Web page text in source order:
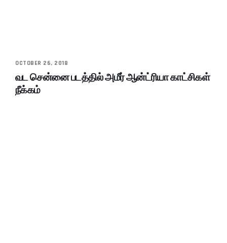
OCTOBER 26, 2018
வட சென்னை படத்தில் அமீர் ஆன்ட்ரியா காட்சிகள்
நீக்கம்